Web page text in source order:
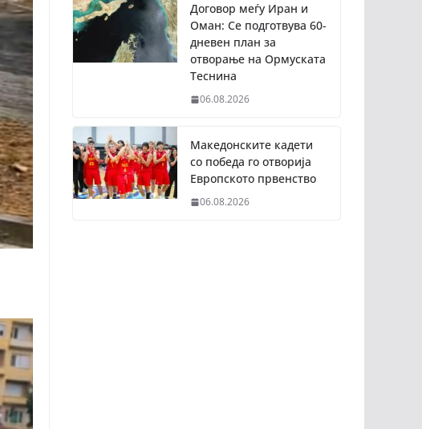
Договор меѓу Иран и
Оман: Се подготвува 60-
дневен план за
отворање на Ормуската
Теснина
06.08.2026
Македонските кадети
со победа го отворија
Европското првенство
06.08.2026